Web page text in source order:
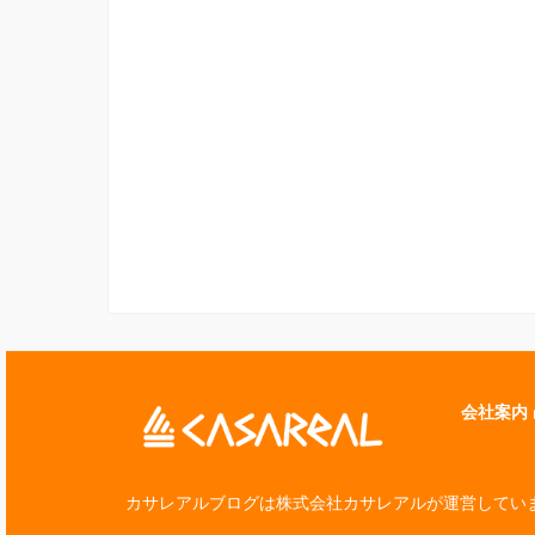
会社案内
カサレアルブログは株式会社カサレアルが運営してい